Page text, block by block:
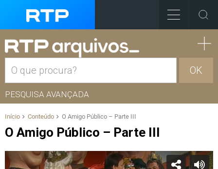
OK
PESQUISA AVANÇADA
Início Conteúdo O Amigo Público – Parte III
O Amigo Público – Parte III